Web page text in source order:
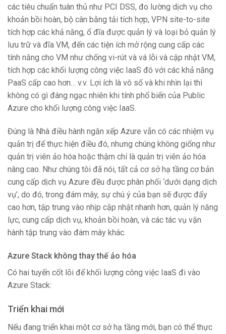
các tiêu chuẩn tuân thủ như PCI DSS, đo lường dịch vụ cho
khoản bồi hoàn, bộ cân bằng tải tích hợp, VPN site-to-site
tích hợp các khả năng, ổ đĩa được quản lý và loại bỏ quản lý
lưu trữ và đĩa VM, đến các tiện ích mở rộng cung cấp các
tính năng cho VM như chống vi-rút và vá lỗi và cập nhật VM,
tích hợp các khối lượng công việc IaaS đó với các khả năng
PaaS cấp cao hơn… v.v. Lợi ích là vô số và khi nhìn lại thì
không có gì đáng ngạc nhiên khi tính phổ biến của Public
Azure cho khối lượng công việc IaaS.
Đúng là Nhà điều hành ngăn xếp Azure vẫn có các nhiệm vụ
quản trị để thực hiện điều đó, nhưng chúng không giống như
quản trị viên ảo hóa hoặc thậm chí là quản trị viên ảo hóa
nâng cao. Như chúng tôi đã nói, tất cả cơ sở hạ tầng cơ bản
cung cấp dịch vụ Azure đều được phân phối ‘dưới dạng dịch
vụ’, do đó, trong đám mây, sự chú ý của bạn sẽ được đẩy
cao hơn, tập trung vào nhịp cập nhật nhanh hơn, quản lý năng
lực, cung cấp dịch vụ, khoản bồi hoàn, và các tác vụ vận
hành tập trung vào đám mây khác.
Azure Stack không thay thế ảo hóa
Có hai tuyến cốt lõi để khối lượng công việc IaaS đi vào
Azure Stack:
Triển khai mới
Nếu đang triển khai một cơ sở hạ tầng mới, bạn có thể thực